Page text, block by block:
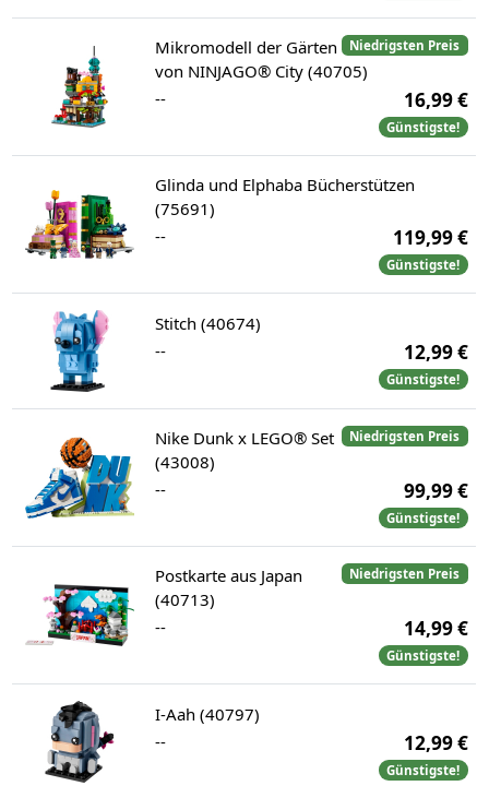
Niedrigsten Preis
Mikromodell der Gärten
von NINJAGO® City (40705)
--
16,99 €
Günstigste!
Glinda und Elphaba Bücherstützen
(75691)
--
119,99 €
Günstigste!
Stitch (40674)
--
12,99 €
Günstigste!
Niedrigsten Preis
Nike Dunk x LEGO® Set
(43008)
--
99,99 €
Günstigste!
Niedrigsten Preis
Postkarte aus Japan
(40713)
--
14,99 €
Günstigste!
I-Aah (40797)
--
12,99 €
Günstigste!